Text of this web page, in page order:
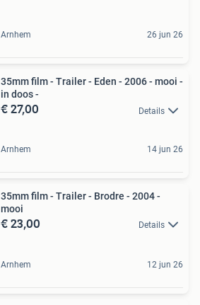
Arnhem 26 jun 26
35mm film - Trailer - Eden - 2006 - mooi -
in doos -
€ 27,00 Details
Arnhem 14 jun 26
35mm film - Trailer - Brodre - 2004 -
mooi
€ 23,00 Details
Arnhem 12 jun 26